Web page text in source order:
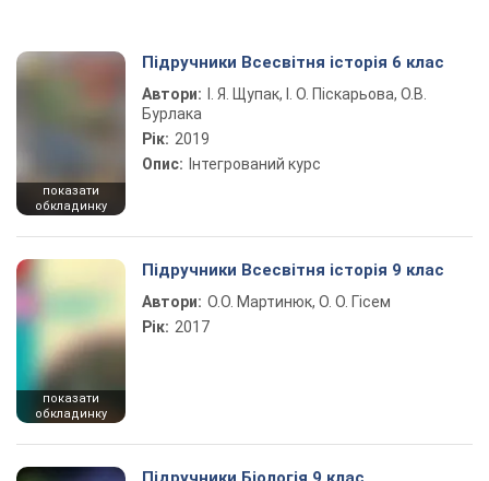
показати
обкладинку
Підручники Всесвітня історія 6 клас
Автори:
І. Я. Щупак, І. О. Піскарьова, О.В.
Бурлака
Рік: 2019
Опис: Інтегрований курс
показати
обкладинку
Підручники Всесвітня історія 9 клас
Автори: О.О. Мартинюк, О. О. Гісем
Рік: 2017